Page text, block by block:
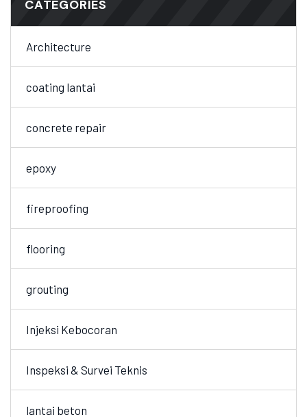
CATEGORIES
Architecture
coating lantai
concrete repair
epoxy
fireproofing
flooring
grouting
Injeksi Kebocoran
Inspeksi & Survei Teknis
lantai beton